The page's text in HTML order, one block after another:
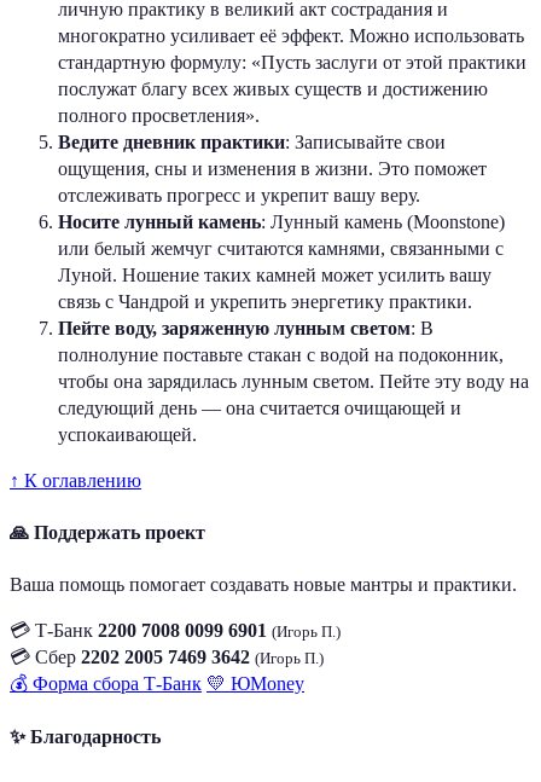
личную практику в великий акт сострадания и
многократно усиливает её эффект. Можно использовать
стандартную формулу: «Пусть заслуги от этой практики
послужат благу всех живых существ и достижению
полного просветления».
Ведите дневник практики: Записывайте свои
ощущения, сны и изменения в жизни. Это поможет
отслеживать прогресс и укрепит вашу веру.
Носите лунный камень: Лунный камень (Moonstone)
или белый жемчуг считаются камнями, связанными с
Луной. Ношение таких камней может усилить вашу
связь с Чандрой и укрепить энергетику практики.
Пейте воду, заряженную лунным светом: В
полнолуние поставьте стакан с водой на подоконник,
чтобы она зарядилась лунным светом. Пейте эту воду на
следующий день — она считается очищающей и
успокаивающей.
↑ К оглавлению
🙏 Поддержать проект
Ваша помощь помогает создавать новые мантры и практики.
💳 Т-Банк 2200 7008 0099 6901 (Игорь П.)
💳 Сбер 2202 2005 7469 3642 (Игорь П.)
💰 Форма сбора Т-Банк 💛 ЮMoney
✨ Благодарность